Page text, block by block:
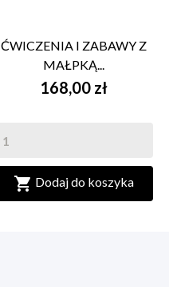
ĆWICZENIA I ZABAWY Z
MAŁPKĄ...
168,00 zł
 Dodaj do koszyka